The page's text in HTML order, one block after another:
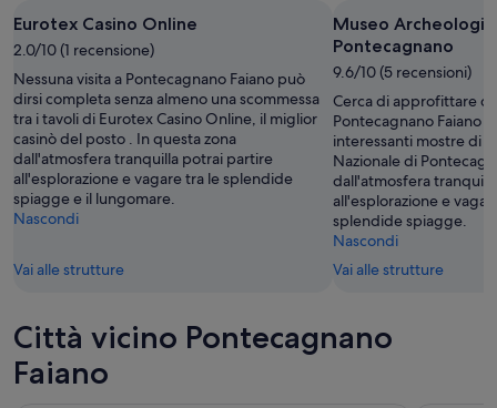
Eurotex Casino Online
2.0/10 (1 recensione)
Nessuna visita a Pontecagnano Faiano può
dirsi completa senza almeno una scommessa
tra i tavoli di Eurotex Casino Online, il miglior
casinò del posto . In questa zona
dall'atmosfera tranquilla potrai partire
all'esplorazione e vagare tra le splendide
spiagge e il lungomare.
Nascondi
Vai alle strutture
Museo
Pontecagnano
9.6/10 (5 recensioni)
Cerca di approfittare
Pontecagnano Faiano
interessanti mostre di
Nazionale di
dall'atmosfera
all'esplorazione e
splendide spiagge.
Nascondi
Vai alle strutture
Città vicino Pontecagnano
Faiano